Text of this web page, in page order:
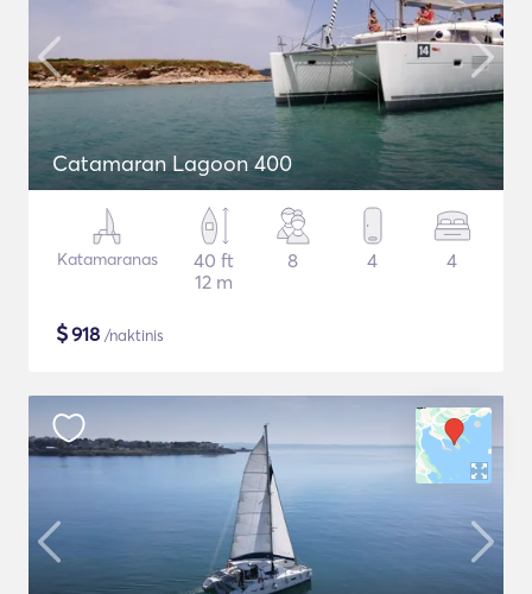
Catamaran Lagoon 400
Katamaranas
40 ft
12 m
8 4 4
$918 /naktinis